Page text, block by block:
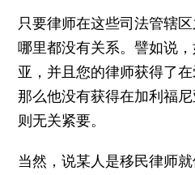
只要律师在这些司法管辖
哪里都没有关系。譬如说
亚，并且您的律师获得了
那么他没有获得在加利福
则无关紧要。
当然，说某人是移民律师